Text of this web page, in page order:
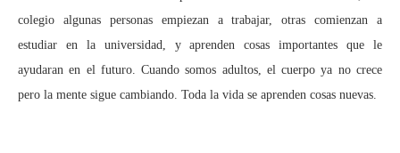
colegio algunas personas empiezan a trabajar, otras comienzan a
estudiar en la universidad, y aprenden cosas importantes que le
ayudaran en el futuro. Cuando somos adultos, el cuerpo ya no crece
pero la mente sigue cambiando. Toda la vida se aprenden cosas nuevas.